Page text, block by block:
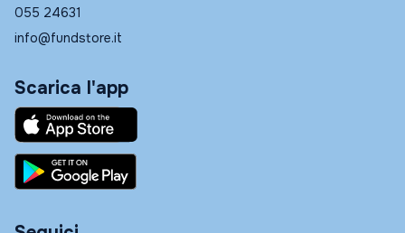
055 24631
info@fundstore.it
Scarica l'app